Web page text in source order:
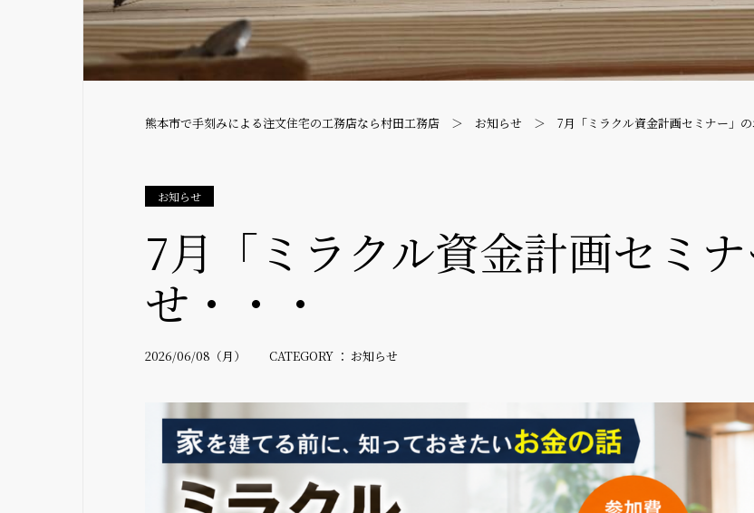
熊本市で手刻みによる注文住宅の工務店なら村田工務店 お知らせ 7月「ミラクル資金計画セミナー」の
お知らせ
7月「ミラクル資金計画セミ
せ・・・
2026/06/08（月） CATEGORY ： お知らせ